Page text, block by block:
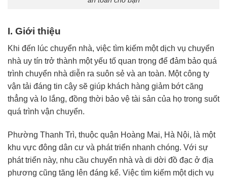
I. Giới thiệu
Khi đến lúc chuyển nhà, việc tìm kiếm một dịch vụ chuyển
nhà uy tín trở thành một yếu tố quan trọng để đảm bảo quá
trình chuyển nhà diễn ra suôn sẻ và an toàn. Một công ty
vận tải đáng tin cậy sẽ giúp khách hàng giảm bớt căng
thẳng và lo lắng, đồng thời bảo vệ tài sản của họ trong suốt
quá trình vận chuyển.
Phường Thanh Trì, thuộc quận Hoàng Mai, Hà Nội, là một
khu vực đông dân cư và phát triển nhanh chóng. Với sự
phát triển này, nhu cầu chuyển nhà và di dời đồ đạc ở địa
phương cũng tăng lên đáng kể. Việc tìm kiếm một dịch vụ